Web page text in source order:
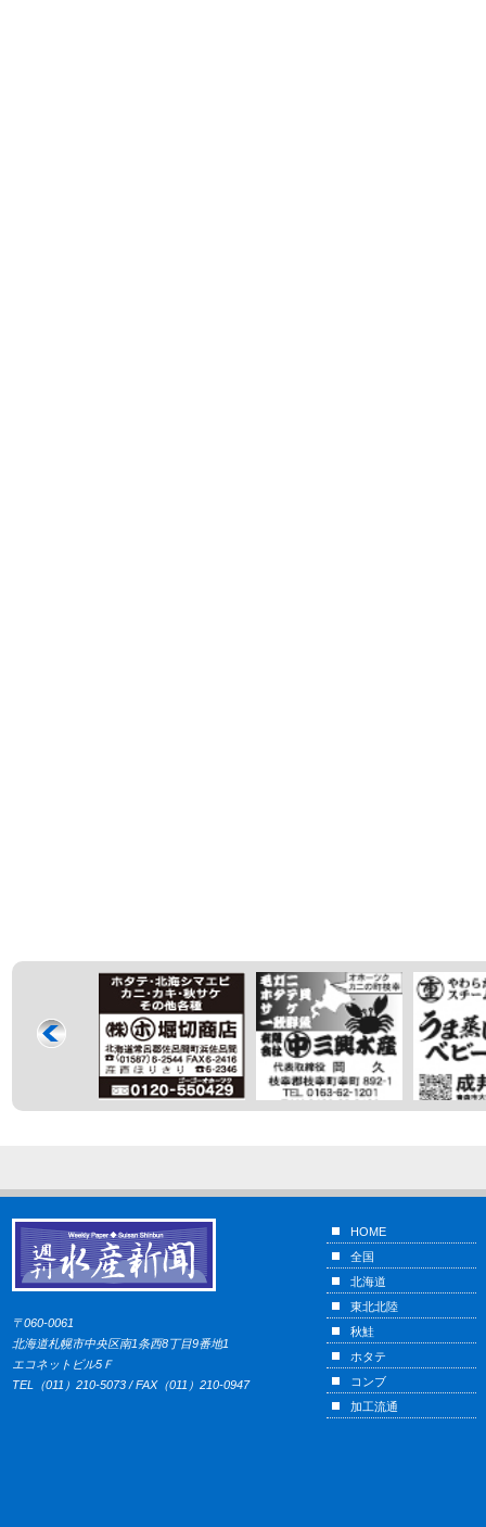
〒060-0061
北海道札幌市中央区南1条西8丁目9番地1
エコネットビル5Ｆ
TEL（011）210-5073 / FAX（011）210-0947
HOME
全国
北海道
東北北陸
秋鮭
ホタテ
コンブ
加工流通